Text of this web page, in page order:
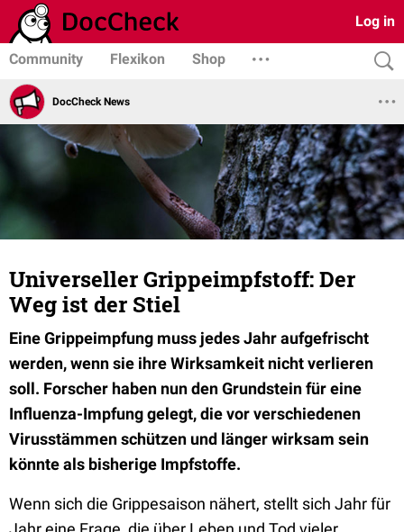
Log in
Community Flexikon Shop
DocCheck News
Universeller Grippeimpfstoff: Der
Weg ist der Stiel
Eine Grippeimpfung muss jedes Jahr aufgefrischt
werden, wenn sie ihre Wirksamkeit nicht verlieren
soll. Forscher haben nun den Grundstein für eine
Influenza-Impfung gelegt, die vor verschiedenen
Virusstämmen schützen und länger wirksam sein
könnte als bisherige Impfstoffe.
Wenn sich die Grippesaison nähert, stellt sich Jahr für